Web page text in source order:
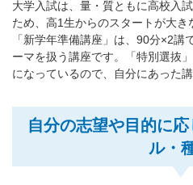
大学入試は、量・質ともに高校入
ため、高1生からのスタートが大き
「新学年準備講座」は、90分×2講
ーマを扱う講座です。「特別選抜
になっているので、自分にあった
自分の志望や目的に
ル・